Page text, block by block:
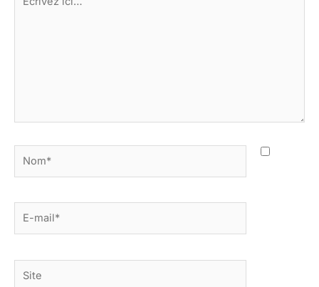
ici…
mail*